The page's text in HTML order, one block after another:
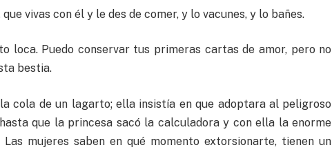
vivas con él y le des de comer, y lo vacunes, y lo bañes.
loca. Puedo conservar tus primeras cartas de amor, pero no
bestia.
cola de un lagarto; ella insistía en que adoptara al peligroso
que la princesa sacó la calculadora y con ella la enorme
mujeres saben en qué momento extorsionarte, tienen un